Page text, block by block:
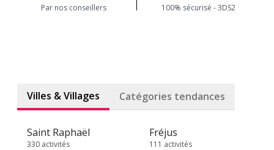
Par nos conseillers 100% sécurisé - 3DS2
Villes & Villages Catégories tendances
Saint Raphaël
330 activités
Fréjus
111 activités